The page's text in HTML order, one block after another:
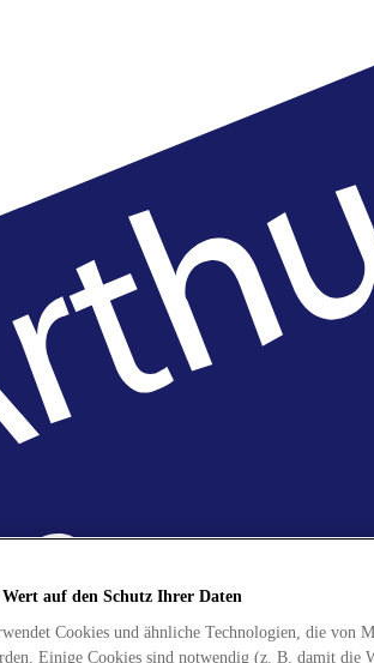
auf den Schutz Ihrer Daten
Cookies und ähnliche Technologien, die von
Einige Cookies sind notwendig (z. B. damit die